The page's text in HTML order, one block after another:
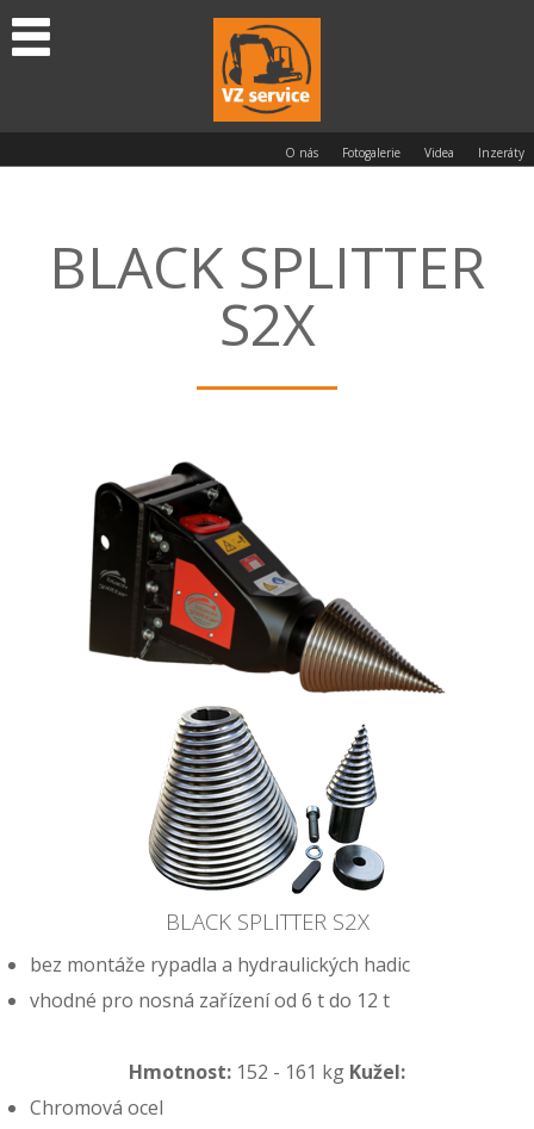
O nás Fotogalerie Videa Inzeráty
BLACK SPLITTER
S2X
BLACK SPLITTER S2X
bez montáže rypadla a hydraulických hadic
vhodné pro nosná zařízení od 6 t do 12 t
Hmotnost: 152 - 161 kg Kužel:
Chromová ocel